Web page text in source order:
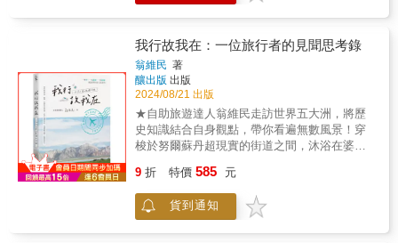
到療癒與安頓？ 最終，用了440天解鎖了七大
洲，走過三十七個國家，甚至兩度進出祕魯，
再飛過大半個地球後。途中穿破了三雙鞋、背
破了兩個行李袋，還感冒了四次、眼睛感染了
兩次、腸胃炎臥床了兩次……但在流浪一整年
之前，未曾有過放棄的念頭。因為，不出發永
遠不知道自己能走多遠。 「也是在見了無數壯
闊美景、走遍天涯海角後， 才發現在這趟旅程
之中，真正深深撼動我的， 是沿途邂逅的那些
人給予的無私的愛中， 我終能將自己原先破碎
不堪的心，一片一片地撿拾拼湊起來； 更是從
他人給予的溫暖擁抱中， 我也再次學會了，如
我行故我在：一位旅行者的見聞思考錄
翁維民 著
釀出版 出版
2024/08/21 出版
★自助旅遊達人翁維民走訪世界五大洲，將歷
史知識結合自身觀點，帶你看遍無數風景！穿
梭於努爾蘇丹超現實的街道之間，沐浴在婆羅
的昆士蘭，走訪恐龍博物館、駐足於觀鳥聖
地。你知道中亞國家吉爾吉斯，其實就緊鄰詩
仙李白的故鄉嗎？你是否聽過北愛爾蘭所流傳
9 折 特價 585 元
貨到通知